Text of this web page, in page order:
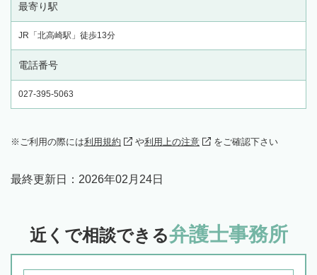
最寄り駅
JR「北高崎駅」徒歩13分
電話番号
027-395-5063
ご利用の際には利用規約 や利用上の注意 をご確認下さい
最終更新日： 2026年02月24日
近くで相談できる弁護士事務所